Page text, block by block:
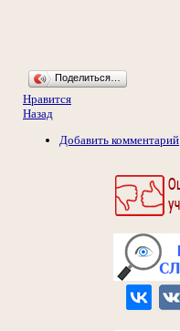
Поделиться…
Нравится
Назад
Добавить комментарий